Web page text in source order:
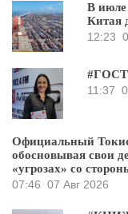
В июле
Китая
12:23
11:37
Официальный
обосновывая свои
«угрозах» со
07:46 07 Авг 2026